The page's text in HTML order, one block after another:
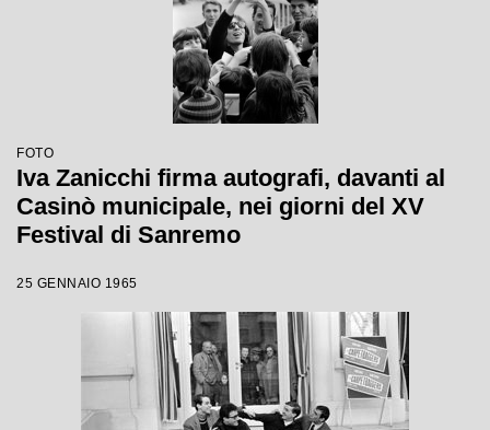
FOTO
Iva Zanicchi firma autografi, davanti al
Casinò municipale, nei giorni del XV
Festival di Sanremo
25 GENNAIO 1965